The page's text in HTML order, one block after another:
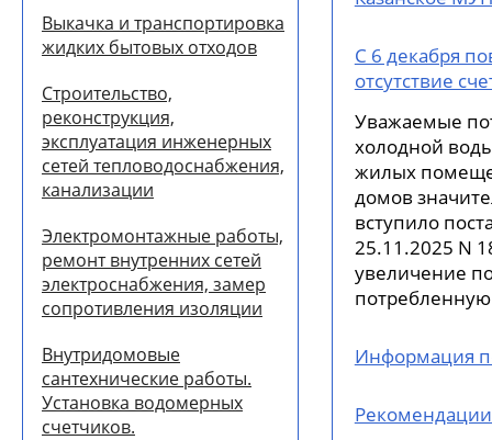
Выкачка и транспортировка
жидких бытовых отходов
Строительство,
реконструкция,
эксплуатация инженерных
сетей тепловодоснабжения,
канализации
Электромонтажные работы,
ремонт внутренних сетей
электроснабжения, замер
сопротивления изоляции
Внутридомовые
сантехнические работы.
Установка водомерных
счетчиков.
С 6 декабря
отсутствие
Уважаемые
холодной
жилых
домов
вступило
25.11.2025 N
увеличение
Информация